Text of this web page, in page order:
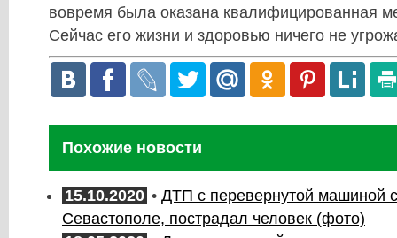
вовремя была оказана квалифицированная
Сейчас его жизни и здоровью ничего не
Похожие новости
15.10.2020 • ДТП с перевернутой машиной
Севастополе, пострадал человек (фото)